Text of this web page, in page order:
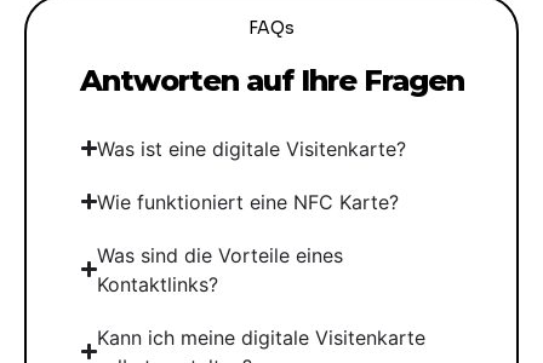
FAQs
Antworten auf Ihre Fragen
Was ist eine digitale Visitenkarte?
Wie funktioniert eine NFC Karte?
Was sind die Vorteile eines
Kontaktlinks?
Kann ich meine digitale Visitenkarte